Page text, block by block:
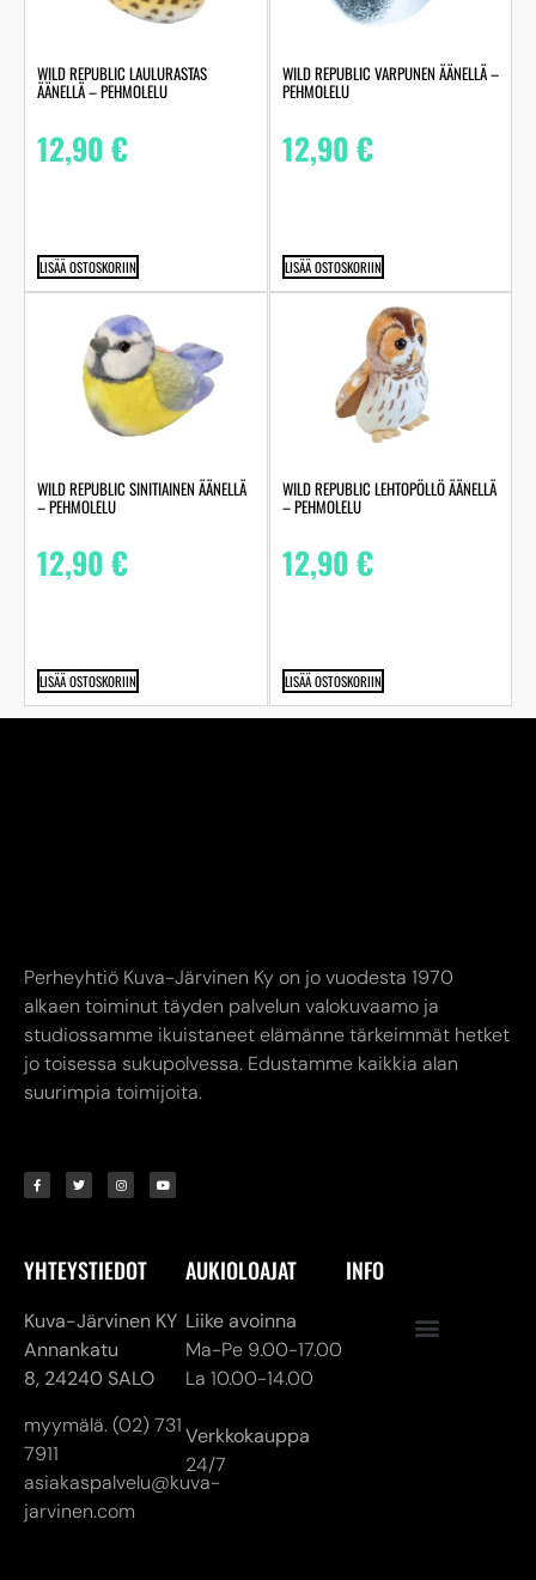
WILD REPUBLIC LAULURASTAS
ÄÄNELLÄ – PEHMOLELU
12,90€
LISÄÄ OSTOSKORIIN
WILD REPUBLIC VARPUNEN ÄÄNELLÄ –
PEHMOLELU
12,90€
LISÄÄ OSTOSKORIIN
WILD REPUBLIC SINITIAINEN ÄÄNELLÄ
– PEHMOLELU
12,90€
LISÄÄ OSTOSKORIIN
WILD REPUBLIC LEHTOPÖLLÖ ÄÄNELLÄ
– PEHMOLELU
12,90€
LISÄÄ OSTOSKORIIN
Perheyhtiö Kuva-Järvinen Ky on jo vuodesta 1970
alkaen toiminut täyden palvelun valokuvaamo ja
studiossamme ikuistaneet elämänne tärkeimmät hetket
jo toisessa sukupolvessa. Edustamme kaikkia alan
suurimpia toimijoita.
YHTEYSTIEDOT
Kuva-Järvinen KY
Annankatu
8, 24240 SALO
myymälä. (02) 731
7911
asiakaspalvelu@kuva-
jarvinen.com
AUKIOLOAJAT
Liike avoinna
Ma-Pe 9.00-17.00
La 10.00-14.00
Verkkokauppa
24/7
INFO